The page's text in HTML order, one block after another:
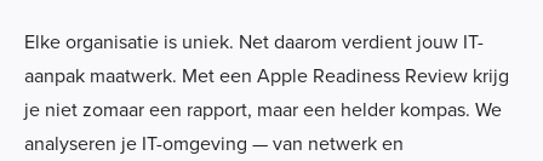
Elke organisatie is uniek. Net daarom verdient jouw IT-
aanpak maatwerk. Met een Apple Readiness Review krijg
je niet zomaar een rapport, maar een helder kompas. We
analyseren je IT-omgeving — van netwerk en